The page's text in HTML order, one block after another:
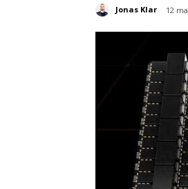
Jonas Klar 12